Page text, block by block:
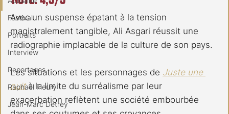
Festival
Portraits
Interview
Reportages
Raphael Fleury
Jean-Marc Detrey
Avec un suspense épatant à la tension
magistralement tangible, Ali Asgari réussit une
radiographie implacable de la culture de son pays.
Les situations et les personnages de Juste une
nuit à la limite du surréalisme par leur
exacerbation reflètent une société embourbée